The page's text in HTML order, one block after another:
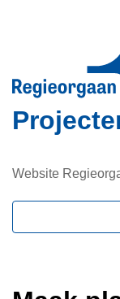
de
inhoud
gaan
Website